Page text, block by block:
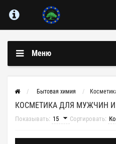
Меню
Бытовая химия
КОСМЕТИКА ДЛЯ МУЖЧИН
Показывать: Сортировать: